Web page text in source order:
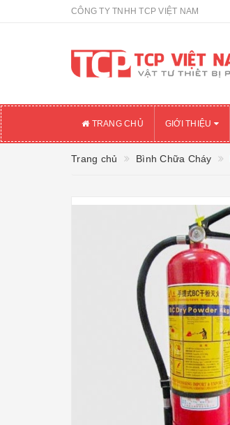
CÔNG TY TNHH TCP VIỆT NAM
TRANG CHỦ GIỚI THIỆU
Trang chủ Bình Chữa Cháy